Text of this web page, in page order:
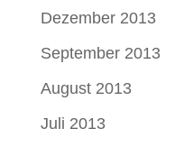
Dezember 2013
September 2013
August 2013
Juli 2013